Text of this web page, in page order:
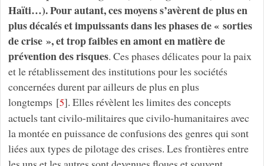
Haïti…). Pour autant, ces moyens s’avèrent de plus en
plus décalés et impuissants dans les phases de « sorties
de crise », et trop faibles en amont en matière de
prévention des risques. Ces phases délicates pour la paix
et le rétablissement des institutions pour les sociétés
concernées durent par ailleurs de plus en plus
longtemps [5]. Elles révèlent les limites des concepts
actuels tant civilo-militaires que civilo-humanitaires avec
la montée en puissance de confusions des genres qui sont
liées aux types de pilotage des crises. Les frontières entre